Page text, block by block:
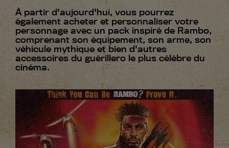
À partir d'aujourd'hui, vous pourrez
également acheter et personnaliser votre
personnage avec un pack inspiré de Rambo,
comprenant son équipement, son arme, son
véhicule mythique et bien d'autres
accessoires du guérillero le plus célèbre du
cinéma.